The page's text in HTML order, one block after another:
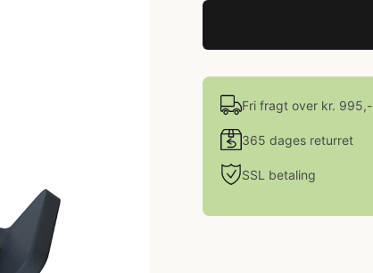
Fri fragt over kr. 995,-
365 dages returret
SSL betaling